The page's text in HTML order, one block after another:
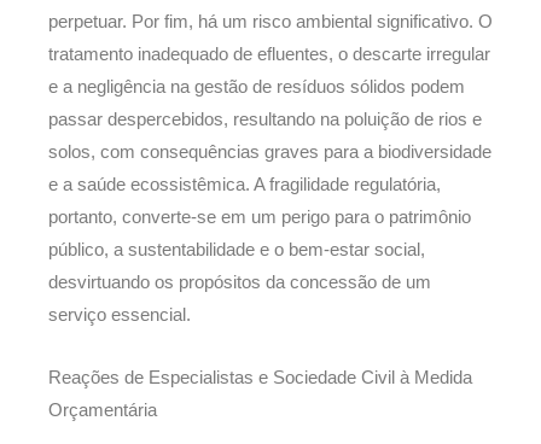
perpetuar. Por fim, há um risco ambiental significativo. O
tratamento inadequado de efluentes, o descarte irregular
e a negligência na gestão de resíduos sólidos podem
passar despercebidos, resultando na poluição de rios e
solos, com consequências graves para a biodiversidade
e a saúde ecossistêmica. A fragilidade regulatória,
portanto, converte-se em um perigo para o patrimônio
público, a sustentabilidade e o bem-estar social,
desvirtuando os propósitos da concessão de um
serviço essencial.
Reações de Especialistas e Sociedade Civil à Medida
Orçamentária